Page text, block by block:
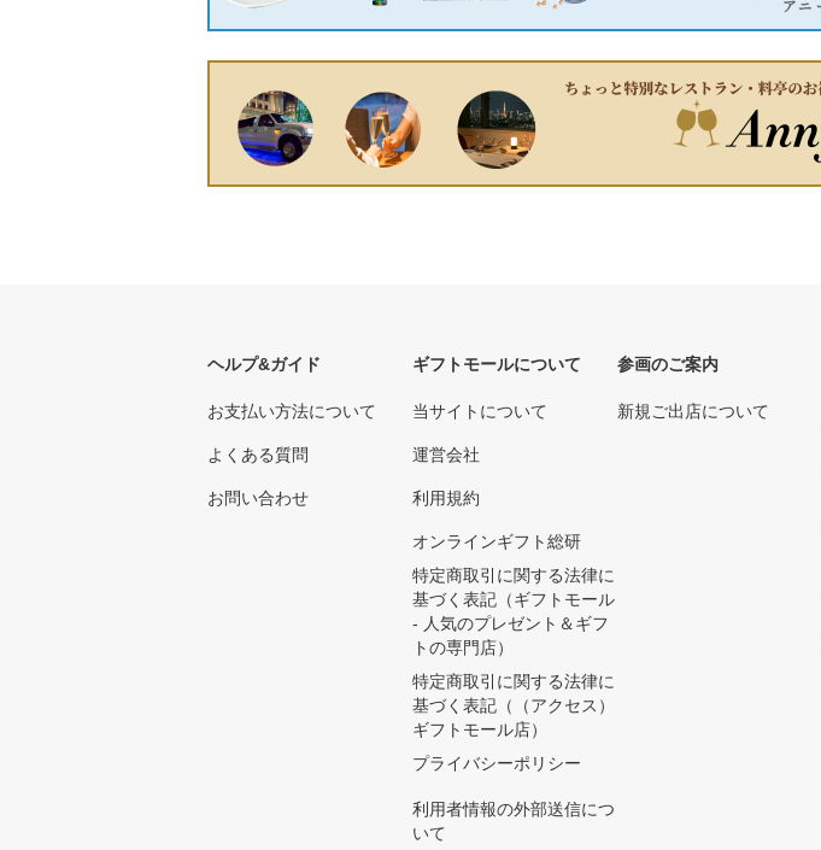
ヘルプ&ガイド
お支払い方法について
よくある質問
お問い合わせ
ギフトモールについて
当サイトについて
運営会社
利用規約
オンラインギフト総研
特定商取引に関する法律に
基づく表記（ギフトモール
- 人気のプレゼント＆ギフ
トの専門店）
特定商取引に関する法律に
基づく表記（（アクセス）
ギフトモール店）
プライバシーポリシー
利用者情報の外部送信につ
いて
参画のご案内
新規ご出店について